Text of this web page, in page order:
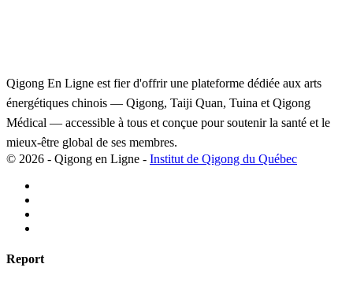
Qigong En Ligne est fier d'offrir une plateforme dédiée aux arts
énergétiques chinois — Qigong, Taiji Quan, Tuina et Qigong
Médical — accessible à tous et conçue pour soutenir la santé et le
mieux-être global de ses membres.
© 2026 - Qigong en Ligne - Institut de Qigong du Québec
Report